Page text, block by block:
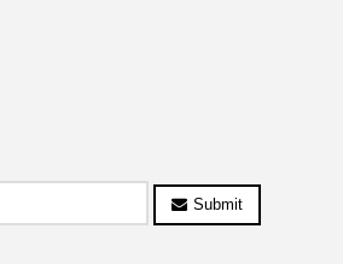
Submit